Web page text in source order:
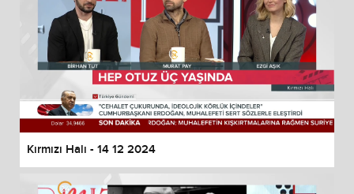
Kırmızı Halı - 14 12 2024